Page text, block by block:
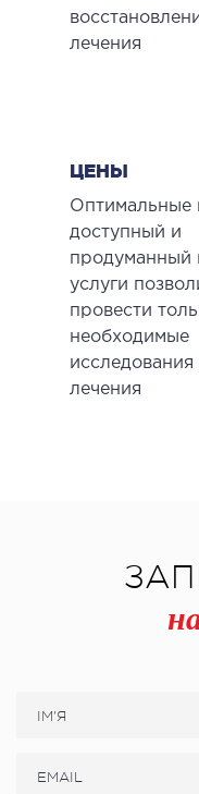
послуги
лечения
ЦЕНЫ
Оптимальные
доступный и
продуманный
услуги
провести
необходимые
лечения